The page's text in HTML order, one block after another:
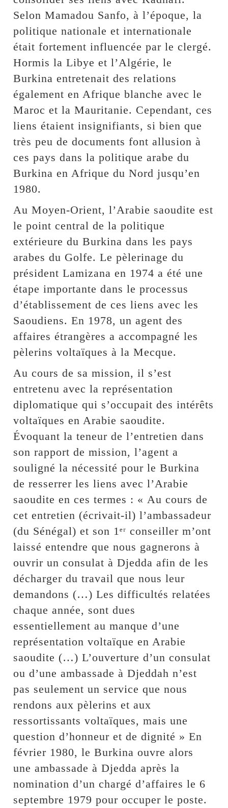
Selon Mamadou Sanfo, à l’époque, la
politique nationale et internationale
était fortement influencée par le clergé.
Hormis la Libye et l’Algérie, le
Burkina entretenait des relations
également en Afrique blanche avec le
Maroc et la Mauritanie. Cependant, ces
liens étaient insignifiants, si bien que
très peu de documents font allusion à
ces pays dans la politique arabe du
Burkina en Afrique du Nord jusqu’en
1980.
Au Moyen-Orient, l’Arabie saoudite est
le point central de la politique
extérieure du Burkina dans les pays
arabes du Golfe. Le pèlerinage du
président Lamizana en 1974 a été une
étape importante dans le processus
d’établissement de ces liens avec les
Saoudiens. En 1978, un agent des
affaires étrangères a accompagné les
pèlerins voltaïques à la Mecque.
Au cours de sa mission, il s’est
entretenu avec la représentation
diplomatique qui s’occupait des intérêts
voltaïques en Arabie saoudite.
Évoquant la teneur de l’entretien dans
son rapport de mission, l’agent a
souligné la nécessité pour le Burkina
de resserrer les liens avec l’Arabie
saoudite en ces termes : « Au cours de
cet entretien (écrivait-il) l’ambassadeur
(du Sénégal) et son 1ᵉʳ conseiller m’ont
laissé entendre que nous gagnerons à
ouvrir un consulat à Djedda afin de les
décharger du travail que nous leur
demandons (…) Les difficultés relatées
chaque année, sont dues
essentiellement au manque d’une
représentation voltaïque en Arabie
saoudite (…) L’ouverture d’un consulat
ou d’une ambassade à Djeddah n’est
pas seulement un service que nous
rendons aux pèlerins et aux
ressortissants voltaïques, mais une
question d’honneur et de dignité » En
février 1980, le Burkina ouvre alors
une ambassade à Djedda après la
nomination d’un chargé d’affaires le 6
septembre 1979 pour occuper le poste.